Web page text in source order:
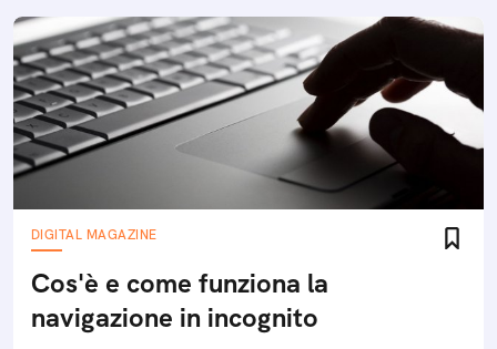
DIGITAL MAGAZINE
Cos'è e come funziona la
navigazione in incognito